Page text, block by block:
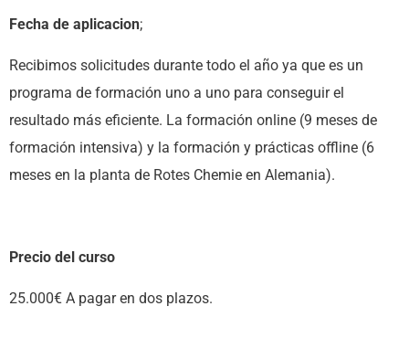
Fecha de aplicacion;
Recibimos solicitudes durante todo el año ya que es un
programa de formación uno a uno para conseguir el
resultado más eficiente. La formación online (9 meses de
formación intensiva) y la formación y prácticas offline (6
meses en la planta de Rotes Chemie en Alemania).
Precio del curso
25.000€ A pagar en dos plazos.